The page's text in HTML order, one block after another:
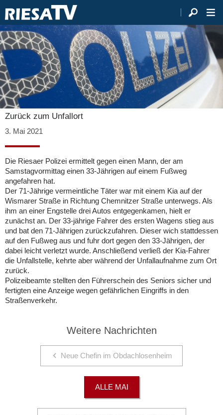
Zurück zum Unfallort
3. Mai 2021
Die Riesaer Polizei ermittelt gegen einen Mann, der am
Samstagvormittag einen 33-Jährigen auf einem Fußweg
angefahren hat.
Der 71-Jährige vermeintliche Täter war mit einem Kia auf der
Wismarer Straße in Richtung Chemnitzer Straße unterwegs. Als
ihm an einer Engstelle drei Autos entgegenkamen, hielt er
zunächst an. Der 33-jährige Fahrer des ersten Wagens stieg aus
und bat den 71-Jährigen zurückzufahren. Dieser wich stattdessen
auf den Fußweg aus und fuhr dort gegen den 33-Jährigen, der
dabei leicht verletzt wurde. Anschließend verließ der Kia-Fahrer
die Unfallstelle, kehrte aber während der Unfallaufnahme zum Ort
zurück.
Polizeibeamte stellten den Führerschein des Seniors sicher und
fertigten eine Anzeige wegen gefährlichen Eingriffs in den
Straßenverkehr.
Weitere Nachrichten
Neue Chefin im Obdachlosenheim
ALLE MAI